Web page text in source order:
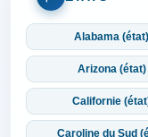
Alabama (état)
Arizona (état)
Californie
Caroline du Sud